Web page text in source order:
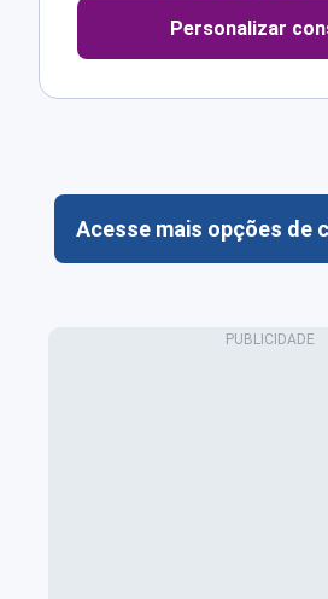
Personalizar
Acesse mais opções de